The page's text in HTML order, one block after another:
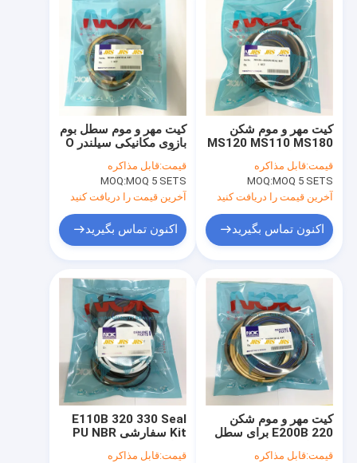
کیت مهر و موم سطل بوم
بازوی مکانیکی سیلندر O
SH160
قیمت:قابل مذاکره
MOQ:MOQ 5 SETS
آخرین قیمت را دریافت کنید
اکنون تماس بگیرید
کیت مهر و موم شکن
MS120 MS110 MS180
مشکی
قیمت:قابل مذاکره
MOQ:MOQ 5 SETS
آخرین قیمت را دریافت کنید
اکنون تماس بگیرید
E110B 320 330 Seal
Kit سفارشی PU NBR
قیمت:قابل مذاکره
کیت مهر و موم شکن
E200B 220 برای سطل
قیمت:قابل مذاکره